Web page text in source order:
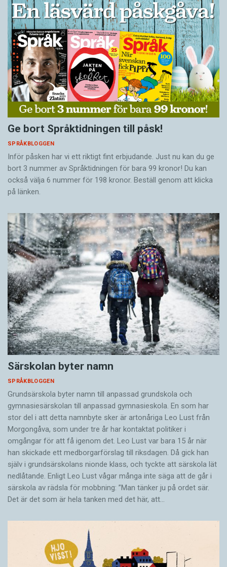
Ge bort Språktidningen till påsk!
SPRÅKBLOGGEN
Inför påsken har vi ett riktigt fint erbjudande. Just nu kan du ge
bort 3 nummer av Språktidningen för bara 99 kronor! Du kan
också välja 6 nummer för 198 kronor. Beställ genom att klicka
på länken.
Särskolan byter namn
SPRÅKBLOGGEN
Grundsärskola byter namn till anpassad grundskola och
gymnasiesärskolan till anpassad gymnasieskola. En som har
stor del i att detta namnbyte sker är artonåriga Leo Lust från
Morgongåva, som under tre år har kontaktat politiker i
omgångar för att få igenom det. Leo Lust var bara 15 år när
han skickade ett medborgarförslag till riksdagen. Då gick han
själv i grundsärskolans nionde klass, och tyckte att särskola lät
nedlåtande. Enligt Leo Lust vågar många inte säga att de går i
särskola av rädsla för mobbning: ”Man tänker ju på ordet sär.
Det är det som är hela tanken med det här, att…